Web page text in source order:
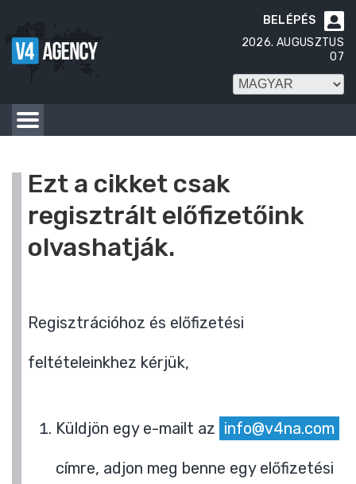

BELÉPÉS
2026. AUGUSZTUS
07
Ezt a cikket csak
regisztrált előfizetőink
olvashatják.
Regisztrációhoz és előfizetési
feltételeinkhez kérjük,
Küldjön egy e-mailt az info@v4na.com
címre, adjon meg benne egy előfizetési